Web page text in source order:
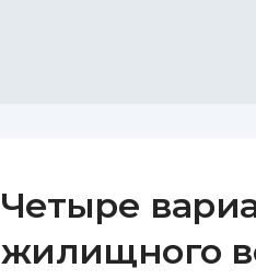
Четыре
жилищного